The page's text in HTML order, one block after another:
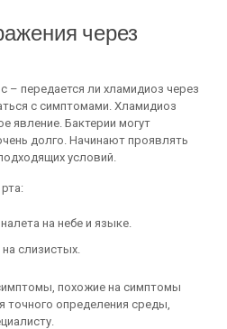
через
– передается ли хламидиоз через
с симптомами. Хламидиоз
явление. Бактерии могут
долго. Начинают проявлять
условий.
на небе и языке.
слизистых.
похожие на симптомы
точного определения среды,